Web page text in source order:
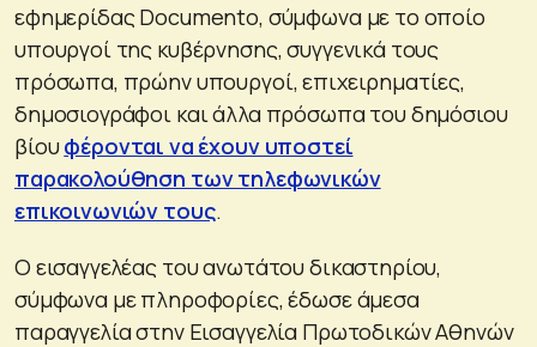
εφημερίδας Documento, σύμφωνα με το οποίο
υπουργοί της κυβέρνησης, συγγενικά τους
πρόσωπα, πρώην υπουργοί, επιχειρηματίες,
δημοσιογράφοι και άλλα πρόσωπα του δημόσιου
βίουφέρονται να έχουν υποστεί
παρακολούθηση των τηλεφωνικών
επικοινωνιών τους.
Ο εισαγγελέας του ανωτάτου δικαστηρίου,
σύμφωνα με πληροφορίες, έδωσε άμεσα
παραγγελία στην Εισαγγελία Πρωτοδικών Αθηνών